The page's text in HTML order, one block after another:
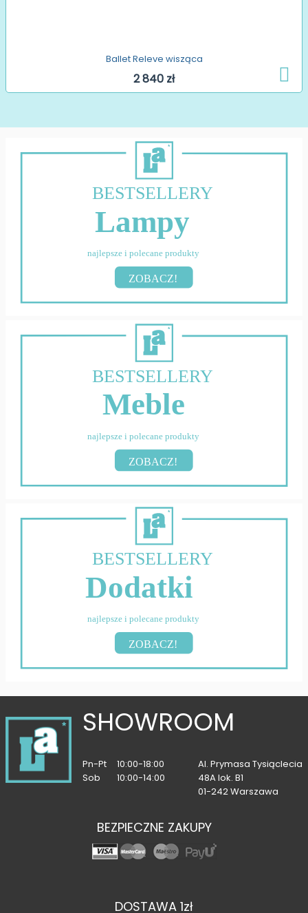
Ballet Releve wisząca
2 840 zł
BESTSELLERY
Lampy
najlepsze i polecane produkty
ZOBACZ!
BESTSELLERY
Meble
najlepsze i polecane produkty
ZOBACZ!
BESTSELLERY
Dodatki
najlepsze i polecane produkty
ZOBACZ!
SHOWROOM
Pn-Pt
10:00-18:00
Sob
10:00-14:00
Al. Prymasa Tysiąclecia
48A lok. B1
01-242 Warszawa
BEZPIECZNE ZAKUPY
DOSTAWA 1zł